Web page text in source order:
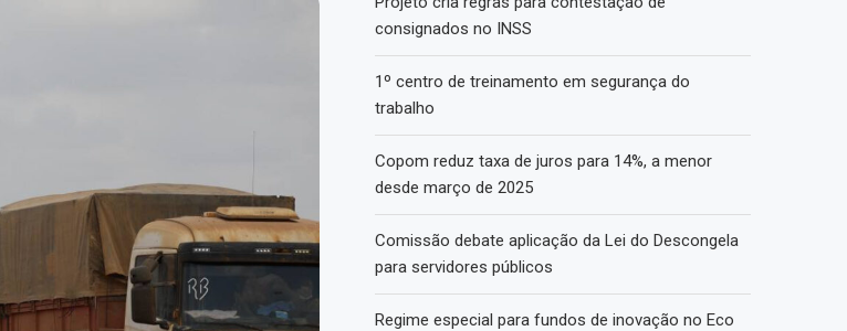
consignados no INSS
1º centro de treinamento em segurança do
trabalho
Copom reduz taxa de juros para 14%, a menor
desde março de 2025
Comissão debate aplicação da Lei do Descongela
para servidores públicos
Regime especial para fundos de inovação no Eco